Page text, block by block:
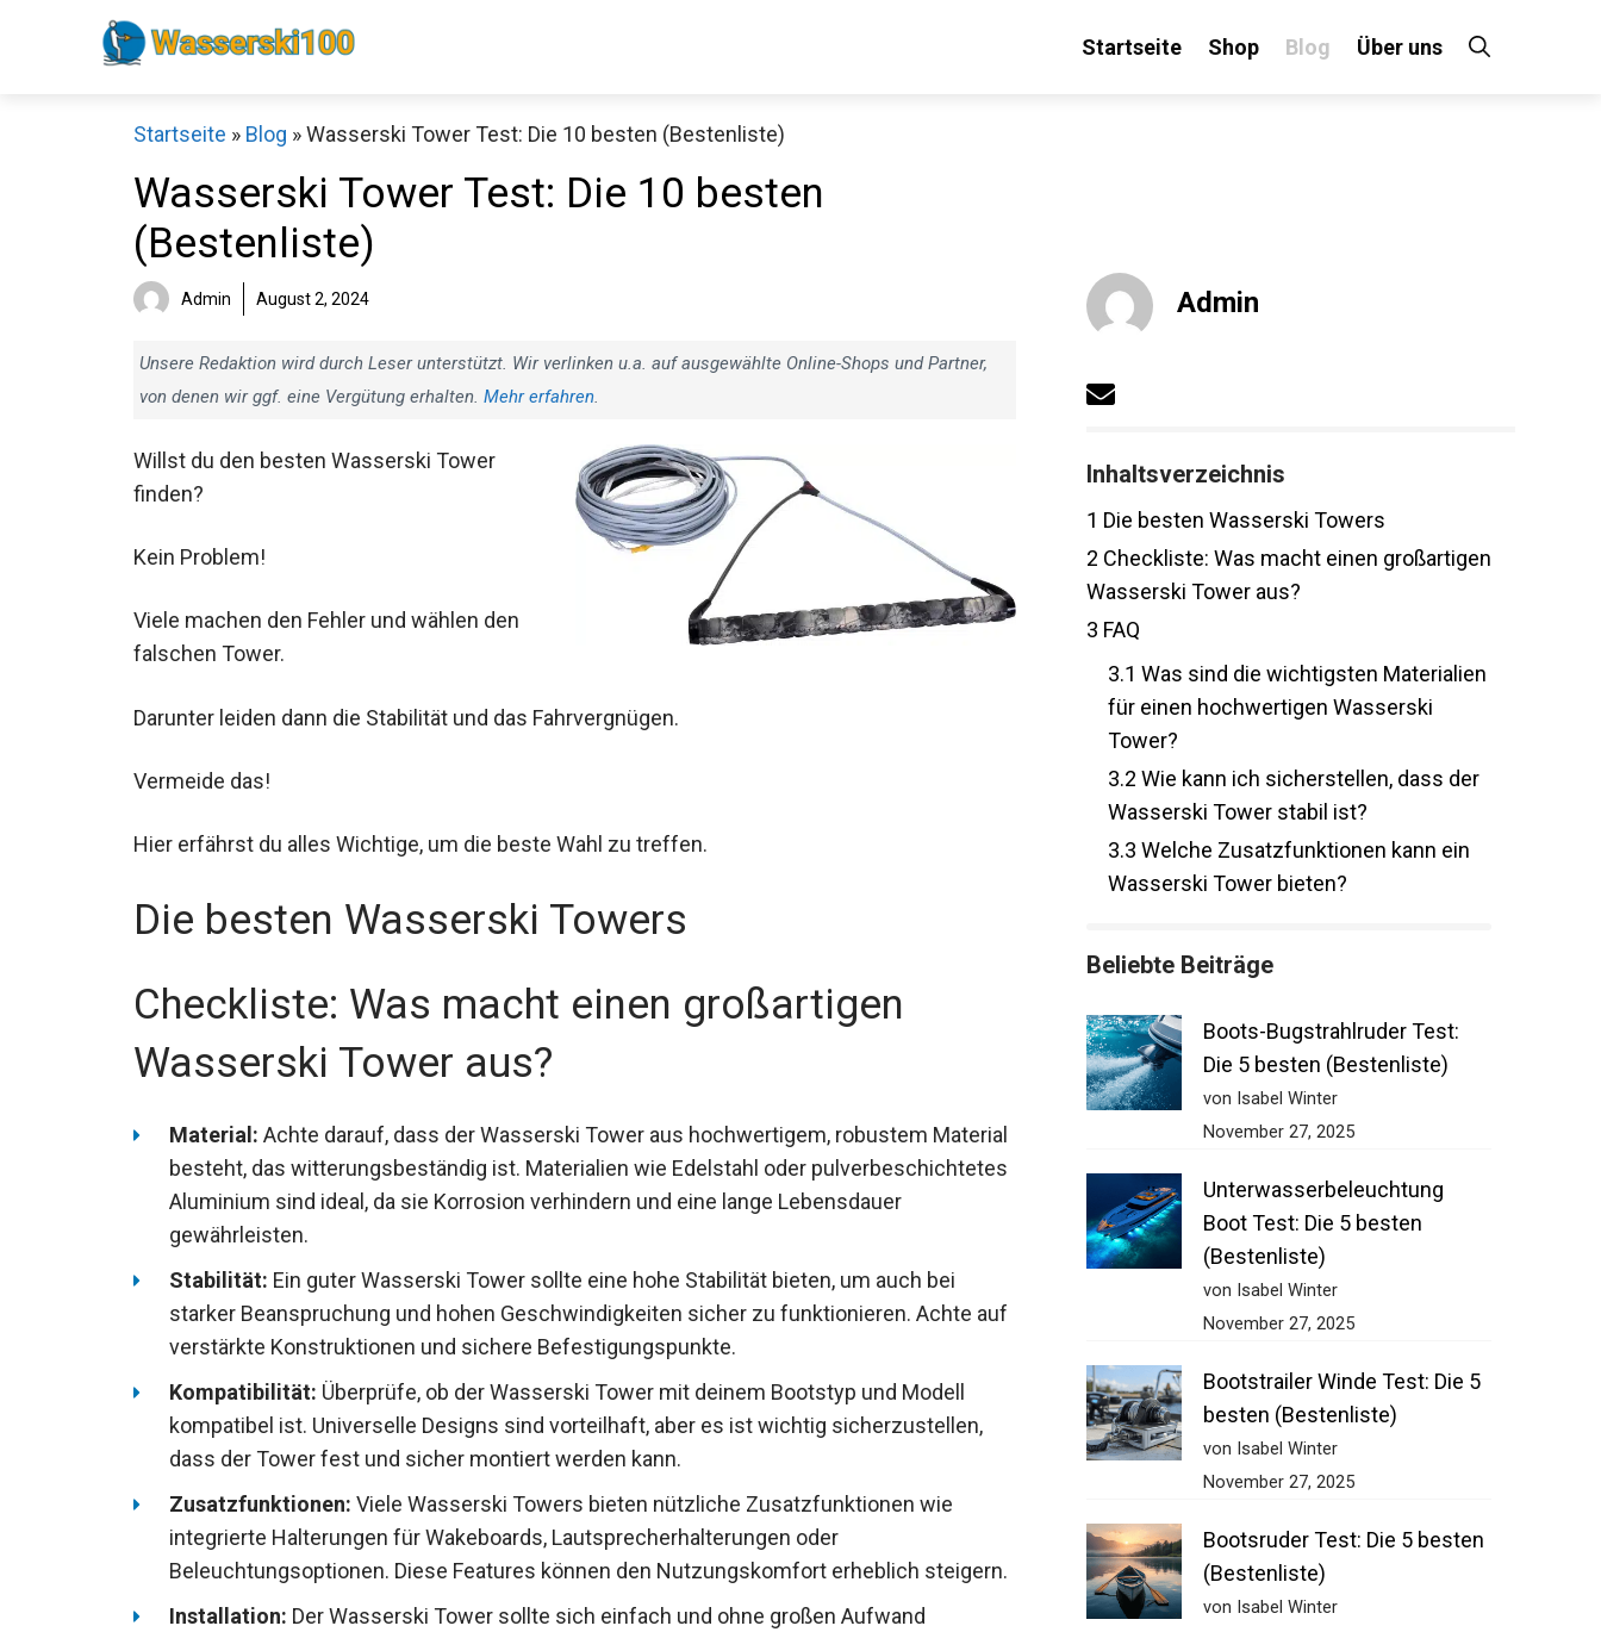
Startseite Shop Blog Über uns
Startseite » Blog »Wasserski Tower Test: Die 10 besten (Bestenliste)
Wasserski Tower Test: Die 10 besten
(Bestenliste)
Admin August 2, 2024
Unsere Redaktion wird durch Leser unterstützt. Wir verlinken u.a. auf ausgewählte Online-Shops und Partner,
von denen wir ggf. eine Vergütung erhalten. Mehr erfahren.
Willst du den besten Wasserski Tower
finden?
Kein Problem!
Viele machen den Fehler und wählen den
falschen Tower.
Darunter leiden dann die Stabilität und das Fahrvergnügen.
Vermeide das!
Hier erfährst du alles Wichtige, um die beste Wahl zu treffen.
Die besten Wasserski Towers
Checkliste: Was macht einen großartigen
Wasserski Tower aus?
Material: Achte darauf, dass der Wasserski Tower aus hochwertigem, robustem Material
besteht, das witterungsbeständig ist. Materialien wie Edelstahl oder pulverbeschichtetes
Aluminium sind ideal, da sie Korrosion verhindern und eine lange Lebensdauer
gewährleisten.
Stabilität: Ein guter Wasserski Tower sollte eine hohe Stabilität bieten, um auch bei
starker Beanspruchung und hohen Geschwindigkeiten sicher zu funktionieren. Achte auf
verstärkte Konstruktionen und sichere Befestigungspunkte.
Kompatibilität: Überprüfe, ob der Wasserski Tower mit deinem Bootstyp und Modell
kompatibel ist. Universelle Designs sind vorteilhaft, aber es ist wichtig sicherzustellen,
dass der Tower fest und sicher montiert werden kann.
Zusatzfunktionen: Viele Wasserski Towers bieten nützliche Zusatzfunktionen wie
integrierte Halterungen für Wakeboards, Lautsprecherhalterungen oder
Beleuchtungsoptionen. Diese Features können den Nutzungskomfort erheblich steigern.
Installation: Der Wasserski Tower sollte sich einfach und ohne großen Aufwand
Admin
Inhaltsverzeichnis
1 Die besten Wasserski Towers
2 Checkliste: Was macht einen großartigen
Wasserski Tower aus?
3 FAQ
3.1 Was sind die wichtigsten Materialien
für einen hochwertigen Wasserski
Tower?
3.2 Wie kann ich sicherstellen, dass der
Wasserski Tower stabil ist?
3.3 Welche Zusatzfunktionen kann ein
Wasserski Tower bieten?
Beliebte Beiträge
Boots-Bugstrahlruder Test:
Die 5 besten (Bestenliste)
von Isabel Winter
November 27, 2025
Unterwasserbeleuchtung
Boot Test: Die 5 besten
(Bestenliste)
von Isabel Winter
November 27, 2025
Bootstrailer Winde Test: Die 5
besten (Bestenliste)
von Isabel Winter
November 27, 2025
Bootsruder Test: Die 5 besten
(Bestenliste)
von Isabel Winter